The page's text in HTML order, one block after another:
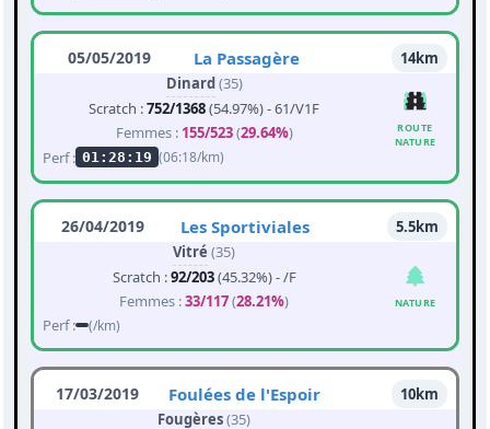
05/05/2019 La Passagère
14km
Dinard(35)
Scratch :752/1368(54.97%) - 61/V1F
Femmes : 155/523(29.64%)
Perf : 01:28:19 (06:18/km)
ROUTE
NATURE
26/04/2019 Les Sportiviales
5.5km
Vitré (35)
Scratch :92/203(45.32%) - /F
Femmes :33/117(28.21%)
Perf :
(/km)
NATURE
17/03/2019 Foulées de l'Espoir
10km
Fougères(35)